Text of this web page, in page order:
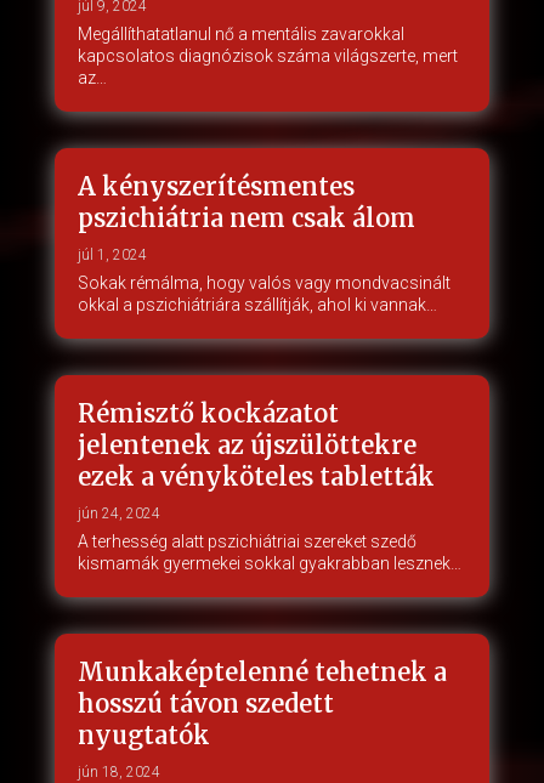
júl 9, 2024
Megállíthatatlanul nő a mentális zavarokkal
kapcsolatos diagnózisok száma világszerte, mert
az…
A kényszerítésmentes
pszichiátria nem csak álom
júl 1, 2024
Sokak rémálma, hogy valós vagy mondvacsinált
okkal a pszichiátriára szállítják, ahol ki vannak…
Rémisztő kockázatot
jelentenek az újszülöttekre
ezek a vényköteles tabletták
jún 24, 2024
A terhesség alatt pszichiátriai szereket szedő
kismamák gyermekei sokkal gyakrabban lesznek…
Munkaképtelenné tehetnek a
hosszú távon szedett
nyugtatók
jún 18, 2024